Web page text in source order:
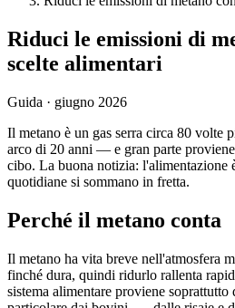
Riduci le emissioni di
scelte alimentari
Guida · giugno 2026
Il metano è un gas serra circa 80 volte
arco di 20 anni — e gran parte
cibo. La buona notizia: l'alimentazione
quotidiane si sommano in fretta.
Perché il metano conta
Il metano ha vita breve nell'atmosfera
finché dura, quindi ridurlo rallenta
sistema alimentare proviene